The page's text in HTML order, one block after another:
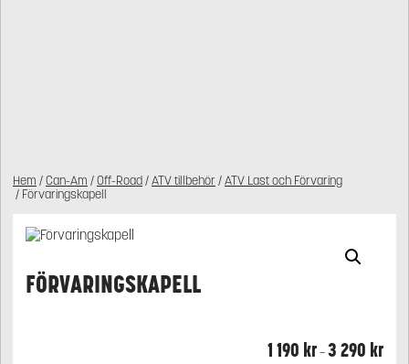
Hem /Can-Am /Off-Road/ATV tillbehör /ATV Last och Förvaring
/ Förvaringskapell
FÖRVARINGSKAPELL
1 190 kr–3 290 kr